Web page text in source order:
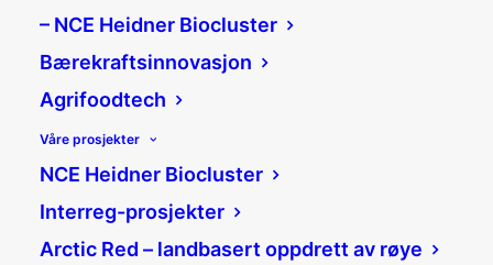
– NCE Heidner Biocluster
Bærekraftsinnovasjon
Agrifoodtech
Våre prosjekter
NCE Heidner Biocluster
Interreg-prosjekter
Arctic Red – landbasert oppdrett av røye
For dristige ideer som
skaper lønnsomme
bedrifter